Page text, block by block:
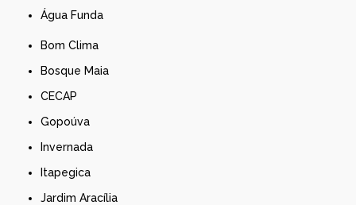
Água Funda
Bom Clima
Bosque Maia
CECAP
Gopoúva
Invernada
Itapegica
Jardim Aracília